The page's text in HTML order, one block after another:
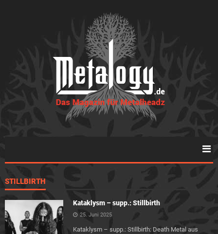
STILLBIRTH
Kataklysm – supp.: Stillbirth
25. Juni 2025
Kataklysm – supp.: Stillbirth: Death Metal aus